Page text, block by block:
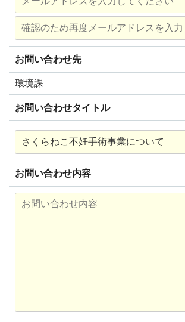
お問い合わせ先
環境課
お問い合わせタイトル
お問い合わせ内容